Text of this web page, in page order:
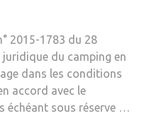
2015-1783 du 28
du camping en
dans les conditions
accord avec le
échéant sous réserve …